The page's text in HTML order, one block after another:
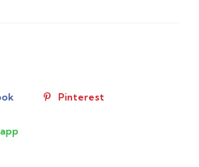
Pinterest